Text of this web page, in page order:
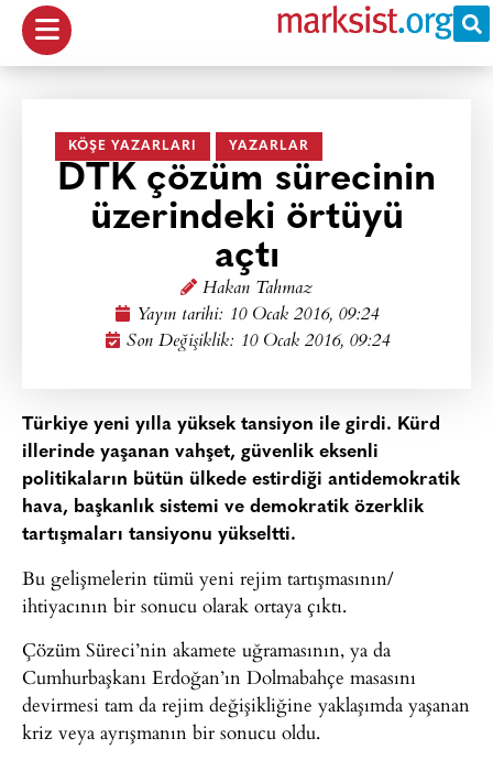
KÖŞE YAZARLARI YAZARLAR
DTK çözüm sürecinin
üzerindeki örtüyü
açtı
Hakan Tahmaz
Yayın tarihi: 10 Ocak 2016, 09:24
Son Değişiklik: 10 Ocak 2016, 09:24
Türkiye yeni yılla yüksek tansiyon ile girdi. Kürd
illerinde yaşanan vahşet, güvenlik eksenli
politikaların bütün ülkede estirdiği antidemokratik
hava, başkanlık sistemi ve demokratik özerklik
tartışmaları tansiyonu yükseltti.
Bu gelişmelerin tümü yeni rejim tartışmasının/
ihtiyacının bir sonucu olarak ortaya çıktı.
Çözüm Süreci’nin akamete uğramasının, ya da
Cumhurbaşkanı Erdoğan’ın Dolmabahçe masasını
devirmesi tam da rejim değişikliğine yaklaşımda yaşanan
kriz veya ayrışmanın bir sonucu oldu.